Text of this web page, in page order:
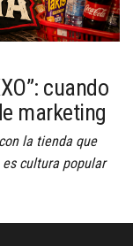
cuando
marketing
la tienda que
cultura popular